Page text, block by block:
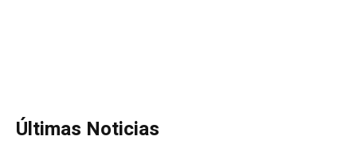
Últimas Noticias